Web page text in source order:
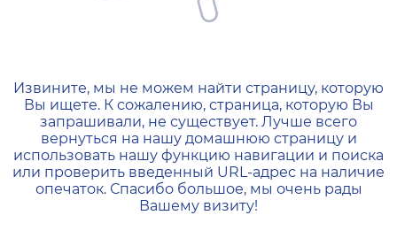
404 — Страница не
Извините, мы не можем найти страницу, которую
Вы ищете. К сожалению, страница, которую Вы
запрашивали, не существует. Лучше всего
вернуться на нашу домашнюю страницу и
использовать нашу функцию навигации и поиска
или проверить введенный URL-адрес на наличие
опечаток. Спасибо большое, мы очень рады
Вашему визиту!